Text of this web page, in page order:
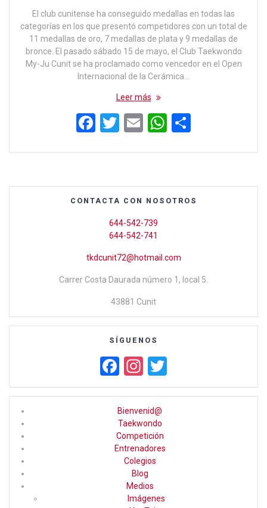
El club cunitense ha conseguido medallas en todas las
categorías en los que presentó competidores con un total de
11 medallas de oro, 7 medallas de plata y 9 medallas de
bronce. El pasado sábado 15 de mayo, el Club Taekwondo
My-Ju Cunit se ha proclamado como vencedor en el Open
Internacional de la Cerámica…
Leer más
F
b
o
o
k
T
er
E W
s
A
p
ar
CONTACTA CON NOSOTROS
644-542-739
644-542-741
tkdcunit72@hotmail.com
Carrer Costa Daurada número 1, local 5.
43881 Cunit
SÍGUENOS
F
a
ce
b
o
o
k
In
st
a
gr
a
m
wi
tt
Bienvenid@
Taekwondo
Competición
Entrenadores
Colegios
Blog
Medios
Imágenes